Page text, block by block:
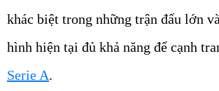
khác biệt trong những trận đấu lớn
hình hiện tại đủ khả năng để cạnh
Serie A.